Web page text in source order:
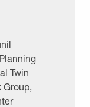
Twin